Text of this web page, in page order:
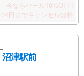
今ならセール10%OFF!
04日までキャンセル無料
沼津駅前